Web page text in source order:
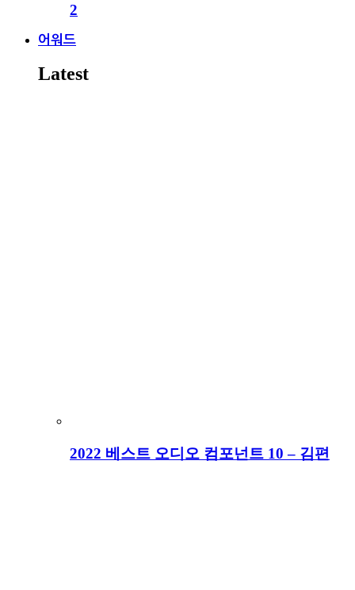
2
어워드
Latest
2022 베스트 오디오 컴포넌트 10 – 김편